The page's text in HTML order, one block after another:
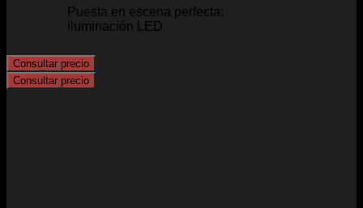
Puesta en escena perfecta:
iluminación LED
Consultar precio
Consultar precio